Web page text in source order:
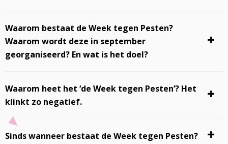
Waarom bestaat de Week tegen Pesten?
Waarom wordt deze in september
georganiseerd? En wat is het doel?
Waarom heet het ‘de Week tegen Pesten’? Het
klinkt zo negatief.
Sinds wanneer bestaat de Week tegen Pesten?